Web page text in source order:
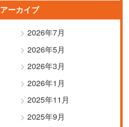
アーカイブ
2026年7月
2026年5月
2026年3月
2026年1月
2025年11月
2025年9月